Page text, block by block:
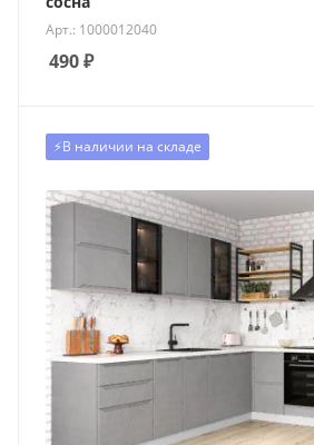
Арт.: 1000012040
490₽
⚡️В наличии на складе